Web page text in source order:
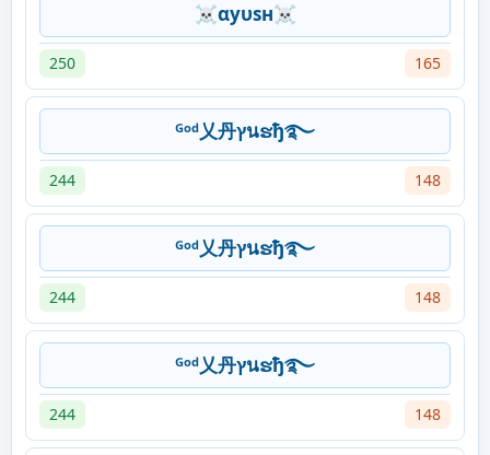
☠αуυѕн☠
250 165
ᴳᵒᵈ乂丹ץนຮђ࿐
244 148
ᴳᵒᵈ乂丹ץนຮђ࿐
244 148
ᴳᵒᵈ乂丹ץนຮђ࿐
244 148